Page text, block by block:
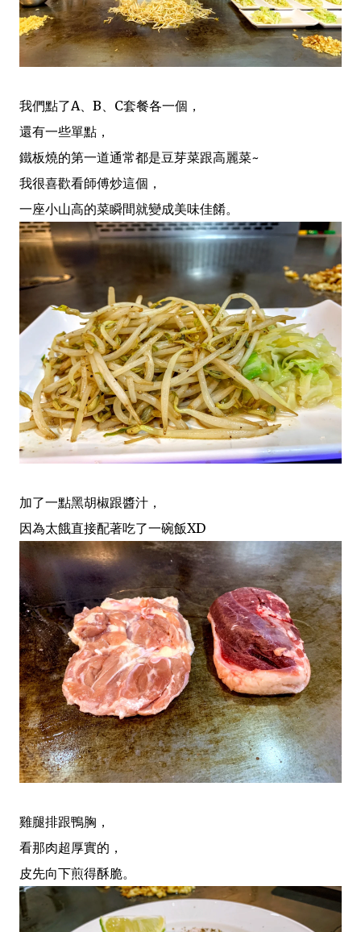
我們點了A、B、C套餐各一個，
還有一些單點，
鐵板燒的第一道通常都是豆芽菜跟高麗菜~
我很喜歡看師傅炒這個，
一座小山高的菜瞬間就變成美味佳餚。
加了一點黑胡椒跟醬汁，
因為太餓直接配著吃了一碗飯XD
雞腿排跟鴨胸，
看那肉超厚實的，
皮先向下煎得酥脆。